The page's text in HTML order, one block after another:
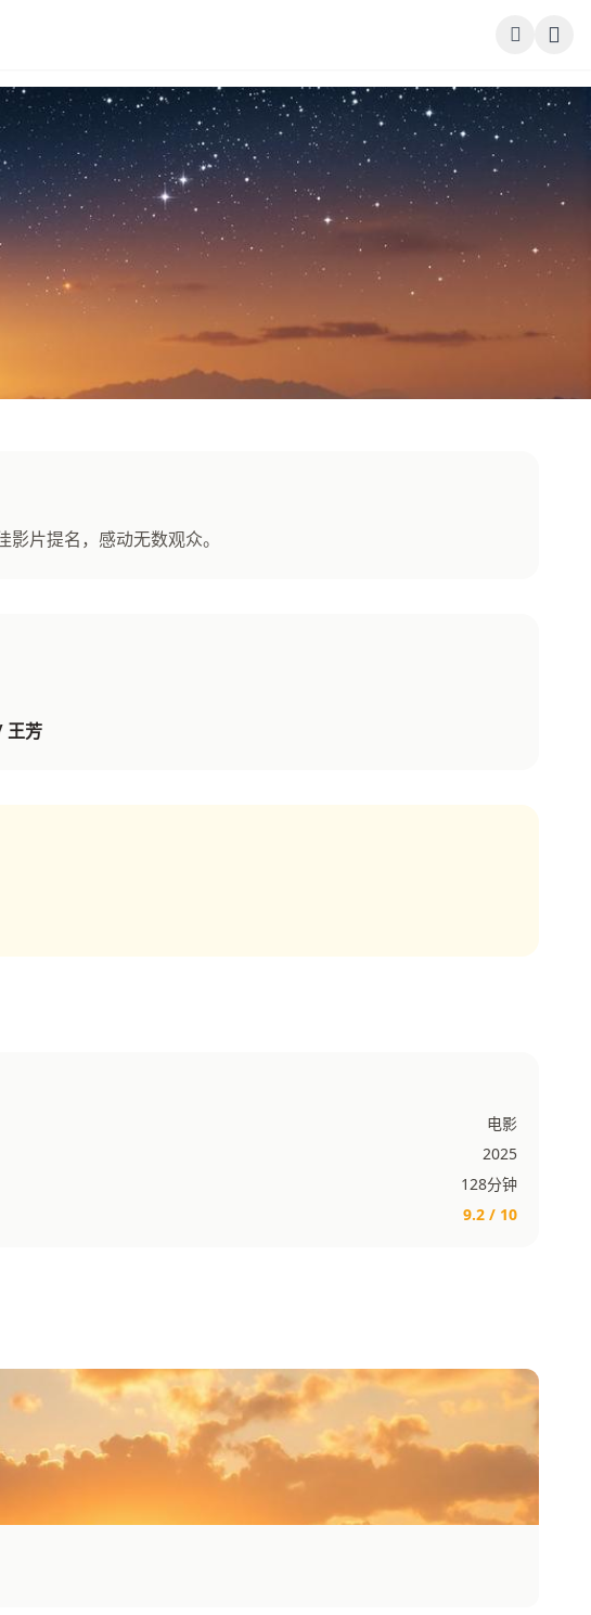
片提名，感动无数观众。
王芳
电影
2025
128分钟
9.2 / 10